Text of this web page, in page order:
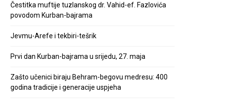
Čestitka muftije tuzlanskog dr. Vahid-ef. Fazlovića
povodom Kurban-bajrama
Jevmu-Arefe i tekbiri-tešrik
Prvi dan Kurban-bajrama u srijedu, 27. maja
Zašto učenici biraju Behram-begovu medresu: 400
godina tradicije i generacije uspjeha